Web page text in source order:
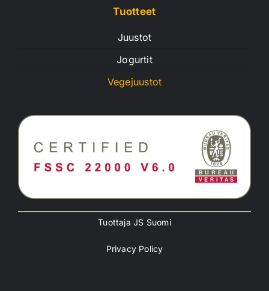
Tuotteet
Juustot
Jogurtit
Vegejuustot
TuottajaJS Suomi
Privacy Policy